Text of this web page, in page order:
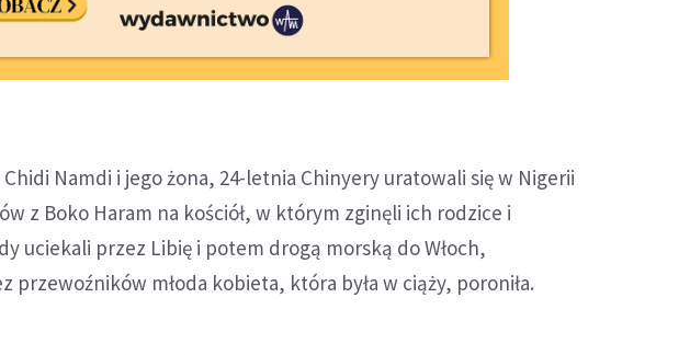
Namdi i jego żona, 24-letnia Chinyery uratowali się w Nigerii
z Boko Haram na kościół, w którym zginęli ich rodzice i
uciekali przez Libię i potem drogą morską do Włoch,
przewoźników młoda kobieta, która była w ciąży, poroniła.